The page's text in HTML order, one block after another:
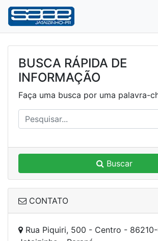
BUSCA RÁPIDA DE
INFORMAÇÃO
Faça uma busca por uma palavra-
Buscar
CONTATO
Rua Piquiri, 500 - Centro -